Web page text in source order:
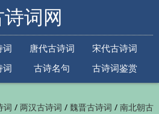
词网
词 唐代古诗词
宋代古诗词
词 古诗名句
古诗词鉴赏
词 /两汉古诗词 /魏晋古诗词 /南北朝古